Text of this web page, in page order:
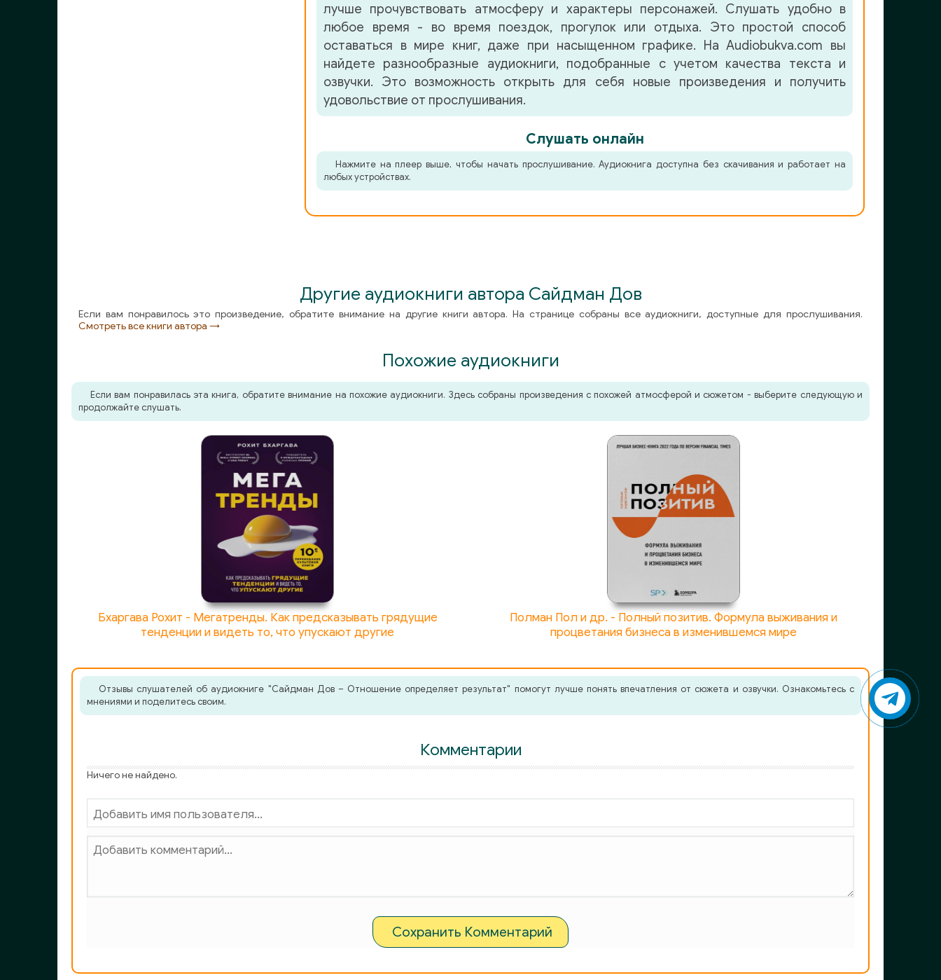
лучше прочувствовать атмосферу и характеры персонажей. Слушать удобно в
любое время - во время поездок, прогулок или отдыха. Это простой способ
оставаться в мире книг, даже при насыщенном графике. На Audiobukva.com вы
найдете разнообразные аудиокниги, подобранные с учетом качества текста и
озвучки. Это возможность открыть для себя новые произведения и получить
удовольствие от прослушивания.
Слушать онлайн
Нажмите на плеер выше, чтобы начать прослушивание. Аудиокнига доступна без скачивания и работает на
любых устройствах.
Другие аудиокниги автора Сайдман Дов
Если вам понравилось это произведение, обратите внимание на другие книги автора. На странице собраны все аудиокниги, доступные для прослушивания.
Смотреть все книги автора →
Похожие аудиокниги
Если вам понравилась эта книга, обратите внимание на похожие аудиокниги. Здесь собраны произведения с похожей атмосферой и сюжетом - выберите следующую и
продолжайте слушать.
Бхаргава Рохит - Мегатренды. Как предсказывать грядущие
тенденции и видеть то, что упускают другие
Полман Пол и др. - Полный позитив. Формула выживания и
процветания бизнеса в изменившемся мире
Отзывы слушателей об аудиокниге "Сайдман Дов – Отношение определяет результат" помогут лучше понять впечатления от сюжета и озвучки. Ознакомьтесь с
мнениями и поделитесь своим.
Комментарии
Ничего не найдено.
Сохранить Комментарий